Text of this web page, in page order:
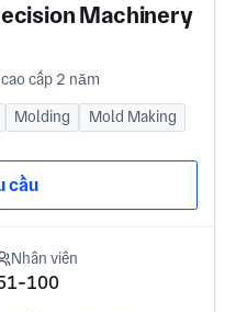
Machinery
cấp 2 năm
Molding
Mold Making
cầu
Nhân viên
100